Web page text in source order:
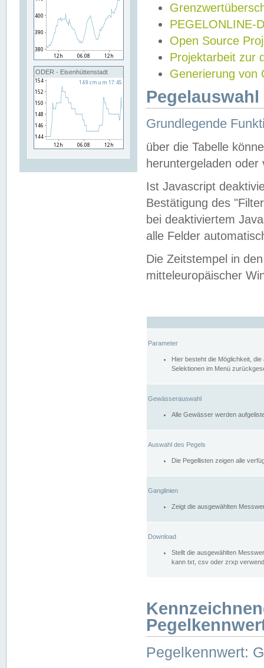
ODER - Eisenhüttenstadt
PEGELONLINE-
Open Source
Projektarbeit zur
Generierung von
Grundlegende
über die Tabelle
heruntergeladen oder
Ist Javascript
Bestätigung des
bei deaktiviertem
alle Felder
Die Zeitstempel in
mitteleuropäischer
Parameter
Hier besteht die Möglichkeit,
Selektionen im Menü
Gewässerauswahl
Alle Gewässer werden
Auswahl des Pegels
Die Pegellisten zeigen alle
Ganglinien
Zeigt die ausgewählten
Download
Stellt die ausgewählten
kann txt, csv oder zrxp
Pegelkennwert: